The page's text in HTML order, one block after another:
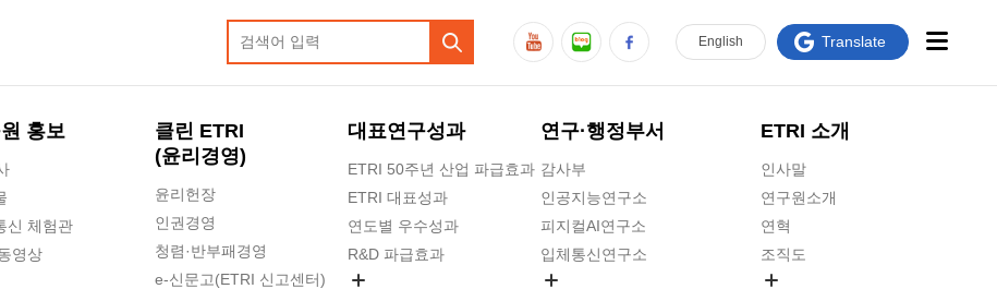
홍보
신 체험관
영상
클린 ETRI
(윤리경영)
윤리헌장
인권경영
청렴·반부패경영
e-신문고(ETRI 신고센터)
대표연구성과
ETRI 50주년 산업 파급효과
ETRI 대표성과
연도별 우수성과
R&D 파급효과
연구·행정부서
감사부
인공지능연구소
피지컬AI연구소
입체통신연구소
ETRI 소개
인사말
연구원소개
연혁
조직도
English Translate